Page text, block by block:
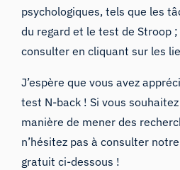
psychologiques, tels que les
du regard et le test de Stroop
consulter en cliquant sur les
J’espère que vous avez
test N-back ! Si vous
manière de mener des
n’hésitez pas à consulter
gratuit ci-dessous !